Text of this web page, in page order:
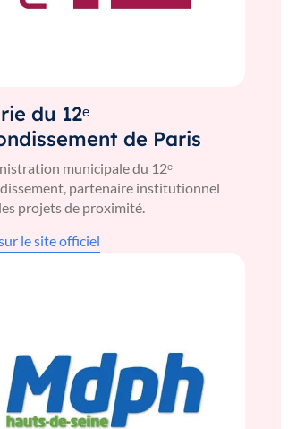
du 12ᵉ
de Paris
municipale du 12ᵉ
partenaire institutionnel
projets de proximité.
le site officiel